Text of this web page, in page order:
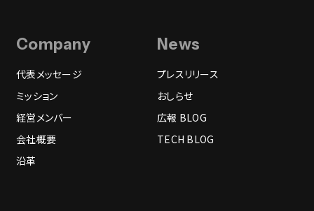
Company
代表メッセージ
ミッション
経営メンバー
会社概要
沿革
News
プレスリリース
おしらせ
広報 BLOG
TECH BLOG